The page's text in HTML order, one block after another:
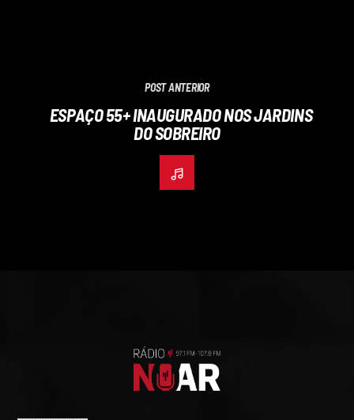
POST ANTERIOR
ESPAÇO 55+ INAUGURADO NOS JARDINS
DO SOBREIRO